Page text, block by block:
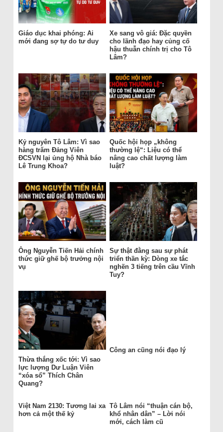
Giáo dục khai phóng: Ai
mới đang sợ tự do tư duy
Xe sang vô giá: Đặc quyền
cho lãnh đạo hay củng cố
hậu thuẫn chính trị cho Tô
Lâm?
Kỷ nguyên Tô Lâm: Vì sao
hàng trăm Đảng Viên
ĐCSVN lại ủng hộ Nhà báo
Lê Trung Khoa?
Quốc hội họp „không
thường lệ“: Liệu có thể
nâng cao chất lượng làm
luật?
Ông Nguyễn Tiến Hải chính
thức giữ ghế bộ trưởng nội
vụ
Sự thật đằng sau sự phát
triển thần kỳ: Dòng xe tắc
nghẽn 3 tiếng trên cầu Vĩnh
Tuy?
Thừa thắng xốc tới: Vì sao
lực lượng Dư Luận Viên
“xóa sổ” Thích Chân
Quang?
Công an cũng nói đạo lý
Việt Nam 2130: Tương lai xa
hơn cả một thế kỷ
Tô Lâm nói “thuận cán bộ,
khổ nhân dân” – Lời nói
mới, cách làm cũ